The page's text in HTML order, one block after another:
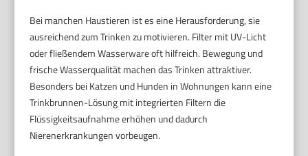
Bei manchen Haustieren ist es eine Herausforderung, sie
ausreichend zum Trinken zu motivieren. Filter mit UV-Licht
oder fließendem Wasserware oft hilfreich. Bewegung und
frische Wasserqualität machen das Trinken attraktiver.
Besonders bei Katzen und Hunden in Wohnungen kann eine
Trinkbrunnen-Lösung mit integrierten Filtern die
Flüssigkeitsaufnahme erhöhen und dadurch
Nierenerkrankungen vorbeugen.